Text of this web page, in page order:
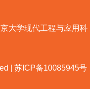
大学现代工程与应用科
| 苏ICP备10085945号